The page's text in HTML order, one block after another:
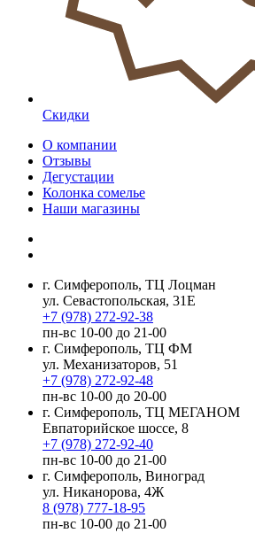
Скидки
О компании
Отзывы
Дегустации
Колонка сомелье
Наши магазины
г. Симферополь, ТЦ Лоцман
ул. Севастопольская, 31Е
+7 (978) 272-92-38
пн-вс 10-00 до 21-00
г. Симферополь, ТЦ ФМ
ул. Механизаторов, 51
+7 (978) 272-92-48
пн-вс 10-00 до 20-00
г. Симферополь, ТЦ МЕГАНОМ
Евпаторийское шоссе, 8
+7 (978) 272-92-40
пн-вс 10-00 до 21-00
г. Симферополь, Виноград
ул. Никанорова, 4Ж
8 (978) 777-18-95
пн-вс 10-00 до 21-00